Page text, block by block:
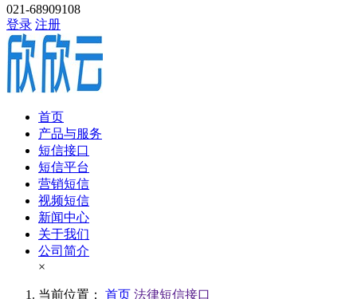
021-68909108
登录 注册
首页
产品与服务
短信接口
短信平台
营销短信
视频短信
新闻中心
关于我们
公司简介
×
当前位置： 首页 法律短信接口